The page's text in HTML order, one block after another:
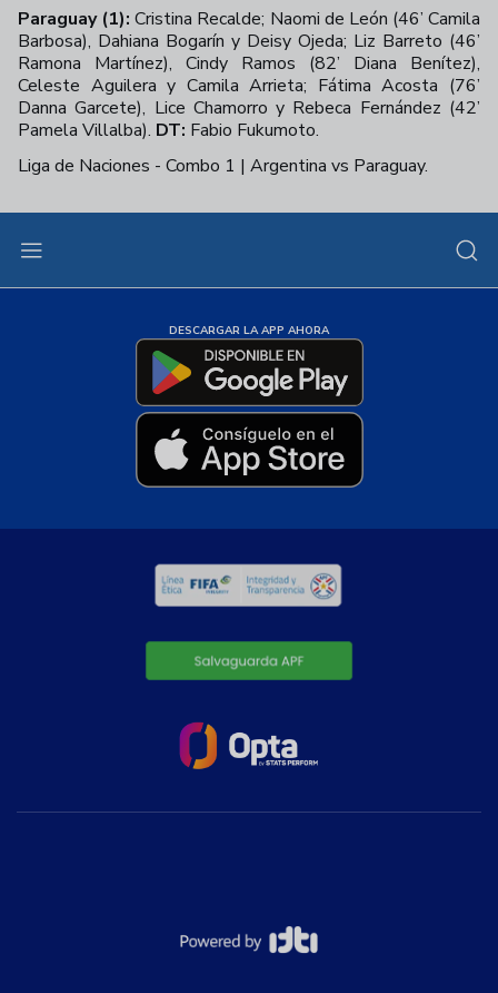
Paraguay (1): Cristina Recalde; Naomi de León (46’ Camila
Barbosa), Dahiana Bogarín y Deisy Ojeda; Liz Barreto (46’
Ramona Martínez), Cindy Ramos (82’ Diana Benítez),
Celeste Aguilera y Camila Arrieta; Fátima Acosta (76’
Danna Garcete), Lice Chamorro y Rebeca Fernández (42’
Pamela Villalba). DT: Fabio Fukumoto.
Liga de Naciones - Combo 1 | Argentina vs Paraguay.
+154
DESCARGAR LA APP AHORA